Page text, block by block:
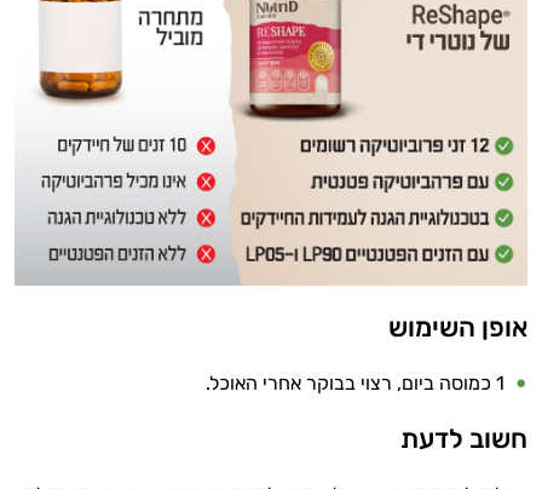
אופן השימוש
1 כמוסה ביום, רצוי בבוקר אחרי האוכל.
חשוב לדעת